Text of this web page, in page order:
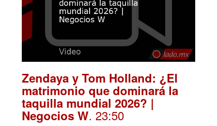
Zendaya y Tom Holland: ¿El
matrimonio que dominará la
taquilla mundial 2026? |
Negocios W. 23:50